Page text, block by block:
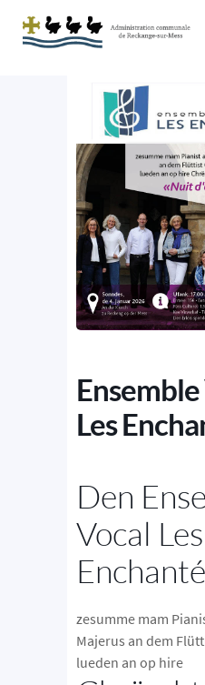
Les
Den
Vocal Les
zesumme mam
Majerus an dem
lueden an op hire